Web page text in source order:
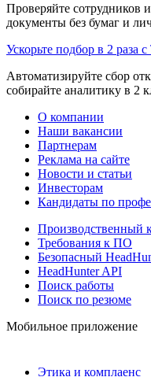
Проверяйте сотрудников
документы без бумаг и
Ускорьте подбор в 2 раза
Автоматизируйте сбор
собирайте аналитику в 2
О компании
Наши вакансии
Партнерам
Реклама на сайте
Новости и статьи
Инвесторам
Кандидаты по
Производственный
Требования к ПО
Безопасный
HeadHunter API
Поиск работы
Поиск по резюме
Мобильное приложение
Этика и комплаенс